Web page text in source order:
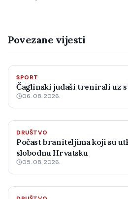
Povezane vijesti
SPORT
Čaglinski judaši trenirali uz
06. 08. 2026.
DRUŠTVO
Počast braniteljima koji su
slobodnu Hrvatsku
05. 08. 2026.